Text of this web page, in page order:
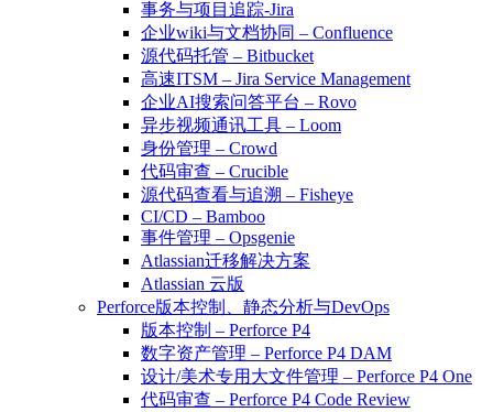
事务与项目追踪-Jira
企业wiki与文档协同 – Confluence
源代码托管 – Bitbucket
高速ITSM – Jira Service Management
企业AI搜索问答平台 – Rovo
异步视频通讯工具 – Loom
身份管理 – Crowd
代码审查 – Crucible
源代码查看与追溯 – Fisheye
CI/CD – Bamboo
事件管理 – Opsgenie
Atlassian迁移解决方案
Atlassian 云版
Perforce版本控制、静态分析与DevOps
版本控制 – Perforce P4
数字资产管理 – Perforce P4 DAM
设计/美术专用大文件管理 – Perforce P4 One
代码审查 – Perforce P4 Code Review